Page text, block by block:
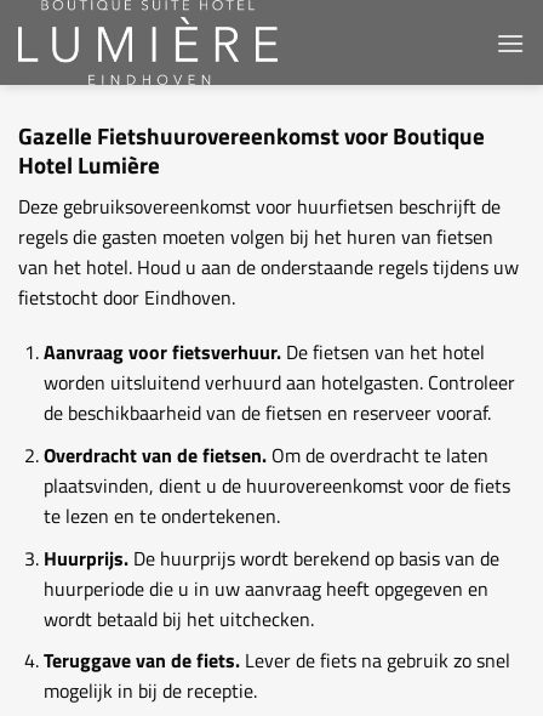
Gazelle Fietshuurovereenkomst voor Boutique
Hotel Lumière
Deze gebruiksovereenkomst voor huurfietsen beschrijft de
regels die gasten moeten volgen bij het huren van fietsen
van het hotel. Houd u aan de onderstaande regels tijdens uw
fietstocht door Eindhoven.
Aanvraag voor fietsverhuur.De fietsen van het hotel
worden uitsluitend verhuurd aan hotelgasten. Controleer
de beschikbaarheid van de fietsen en reserveer vooraf.
Overdracht van de fietsen.Om de overdracht te laten
plaatsvinden, dient u de huurovereenkomst voor de fiets
te lezen en te ondertekenen.
Huurprijs.De huurprijs wordt berekend op basis van de
huurperiode die u in uw aanvraag heeft opgegeven en
wordt betaald bij het uitchecken.
Teruggave van de fiets.Lever de fiets na gebruik zo snel
mogelijk in bij de receptie.